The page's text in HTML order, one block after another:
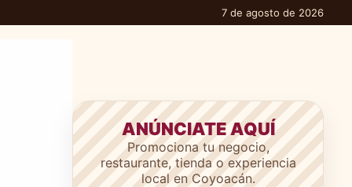
7 de agosto de 2026
ANÚNCIATE AQUÍ
Promociona tu negocio,
restaurante, tienda o experiencia
local en Coyoacán.